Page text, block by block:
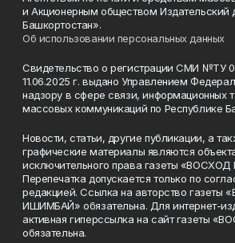
и Акционерным обществом Издательский
Башкортостан».
Об использовании персональных данных
Свидетельство о регистрации СМИ №ТУ
11.06.2025 г. выдано Управлением
надзору в сфере связи, информационных
массовых коммуникаций по Республике
Новости, статьи, другие публикации, а
графические материалы являются
исключительного права газеты
Перепечатка допускается только по
редакцией. Ссылка на авторство газеты
ИШИМБАЙ» обязательна. Для интернет-
активная гиперссылка на сайт газеты
обязательна.